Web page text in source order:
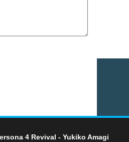
4 Revival - Yukiko Amagi